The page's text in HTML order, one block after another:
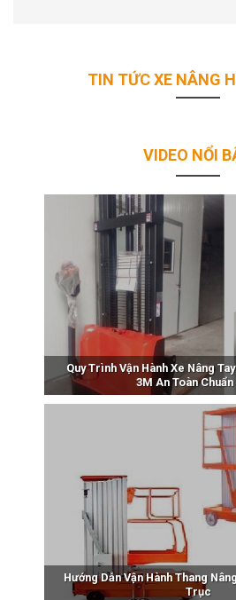
TIN TỨC XE NÂNG
VIDEO NỔI
Quy Trình Vận Hành Xe Nâng
3M An Toàn Chuẩn
Hướng Dẫn Vận Hành Thang
Trục